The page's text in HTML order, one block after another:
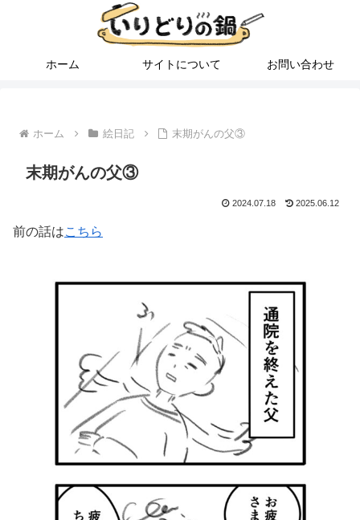
ホーム サイトについて お問い合わせ
ホーム 絵日記 末期がんの父③
末期がんの父③
2024.07.18 2025.06.12
前の話はこちら